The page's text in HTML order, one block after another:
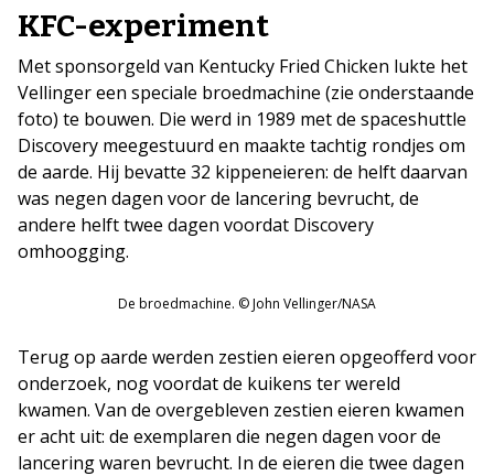
KFC-experiment
Met sponsorgeld van Kentucky Fried Chicken lukte het
Vellinger een speciale broedmachine (zie onderstaande
foto) te bouwen. Die werd in 1989 met de spaceshuttle
Discovery meegestuurd en maakte tachtig rondjes om
de aarde. Hij bevatte 32 kippeneieren: de helft daarvan
was negen dagen voor de lancering bevrucht, de
andere helft twee dagen voordat Discovery
omhoogging.
De broedmachine. © John Vellinger/NASA
Terug op aarde werden zestien eieren opgeofferd voor
onderzoek, nog voordat de kuikens ter wereld
kwamen. Van de overgebleven zestien eieren kwamen
er acht uit: de exemplaren die negen dagen voor de
lancering waren bevrucht. In de eieren die twee dagen